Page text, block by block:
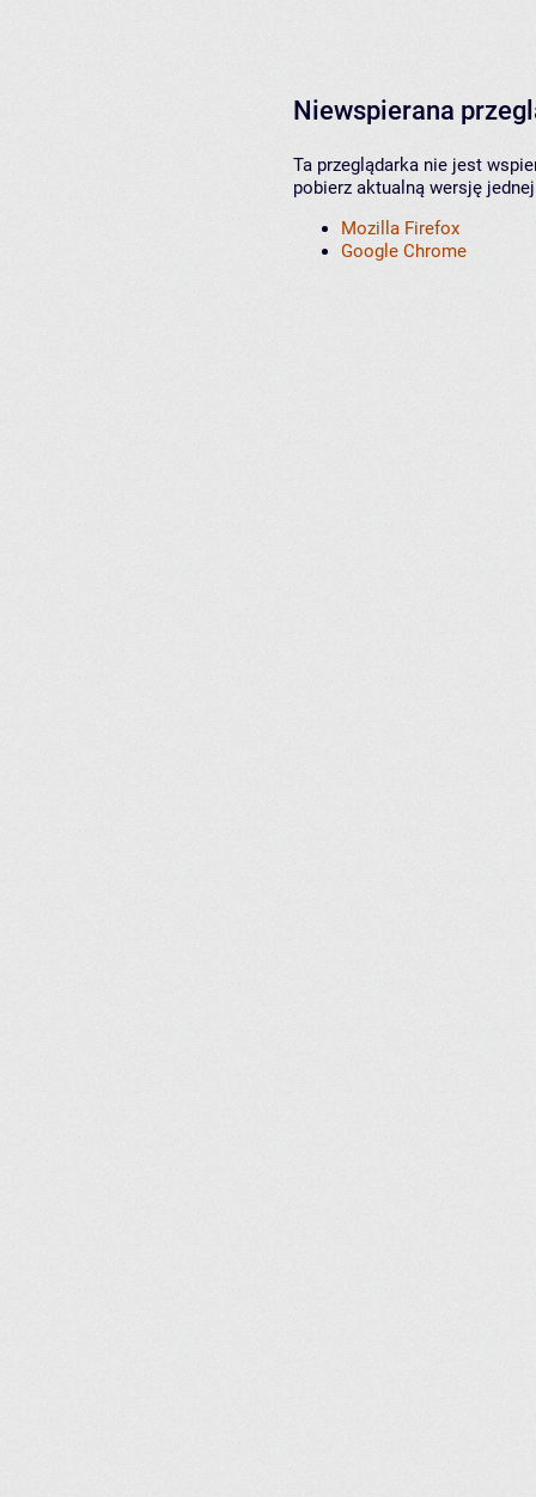
Niewspierana
Ta przeglądarka nie jest
pobierz aktualną wersję
Mozilla Firefox
Google Chrome